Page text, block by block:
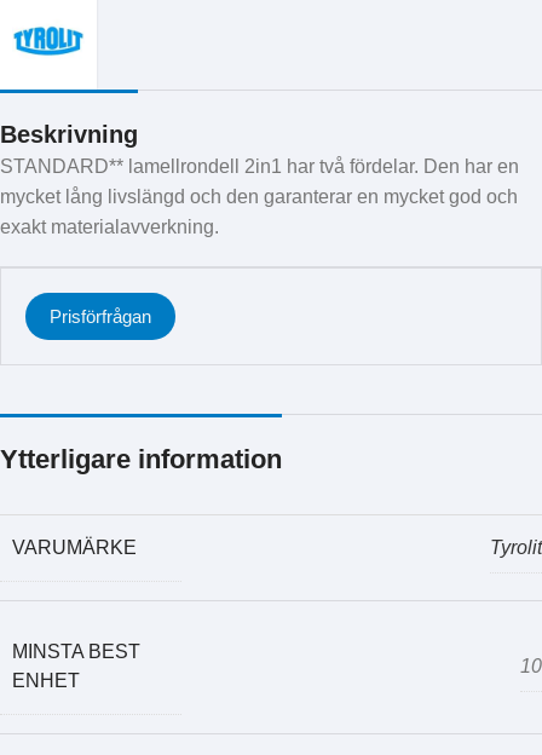
Beskrivning
STANDARD** lamellrondell 2in1 har två fördelar. Den har en
mycket lång livslängd och den garanterar en mycket god och
exakt materialavverkning.
Prisförfrågan
Ytterligare information
VARUMÄRKE Tyrolit
MINSTA BEST
ENHET
10